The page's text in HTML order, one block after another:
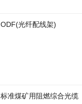
ODF(光纤配线架)
标准煤矿用阻燃综合光缆